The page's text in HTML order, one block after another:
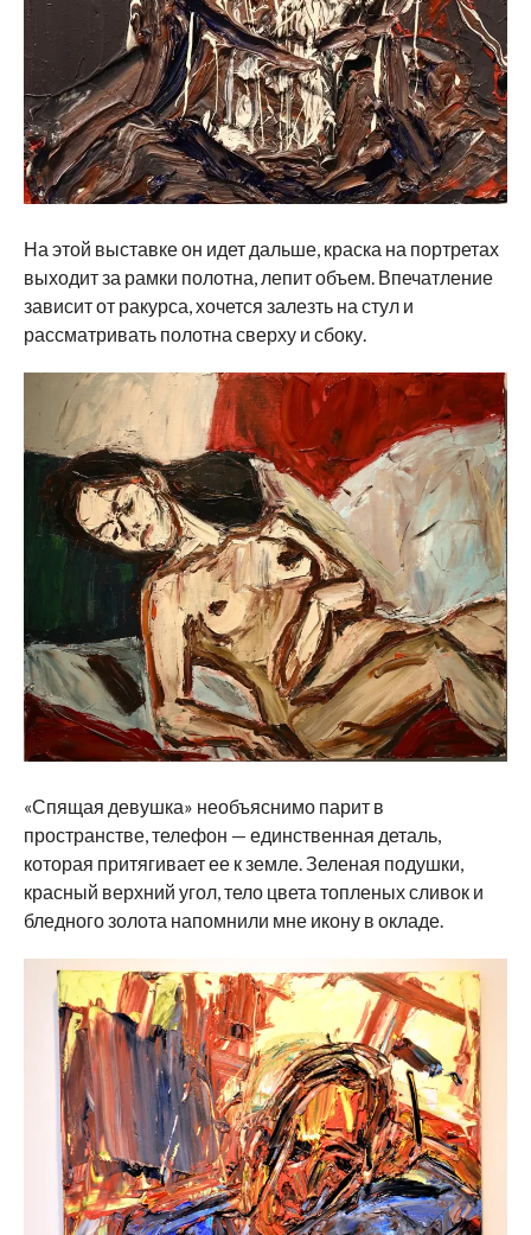
На этой выставке он идет дальше, краска на портретах
выходит за рамки полотна, лепит объем. Впечатление
зависит от ракурса, хочется залезть на стул и
рассматривать полотна сверху и сбоку.
«Спящая девушка» необъяснимо парит в
пространстве, телефон — единственная деталь,
которая притягивает ее к земле. Зеленая подушки,
красный верхний угол, тело цвета топленых сливок и
бледного золота напомнили мне икону в окладе.